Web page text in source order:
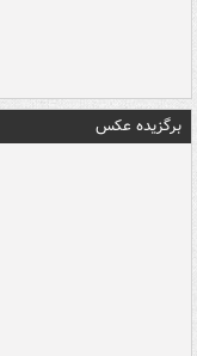
برگزیده عکس